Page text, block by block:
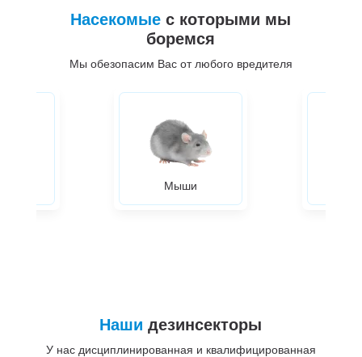
Насекомые с которыми мы
боремся
Мы обезопасим Вас от любого вредителя
Мыши
Наши дезинсекторы
У нас дисциплинированная и квалифицированная